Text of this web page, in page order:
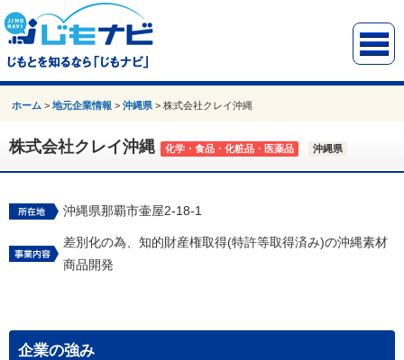
ホーム >地元企業情報 >沖縄県 >株式会社クレイ沖縄
株式会社クレイ沖縄 化学・食品・化粧品・医薬品 沖縄県
沖縄県那覇市壷屋2‐18‐1
差別化の為、知的財産権取得(特許等取得済み)の沖縄素材
商品開発
企業の強み